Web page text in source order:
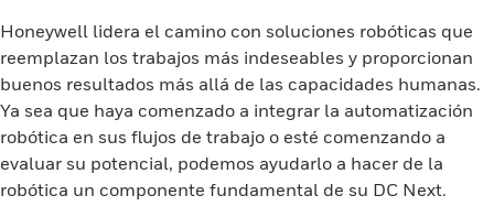
Honeywell lidera el camino con soluciones robóticas que
reemplazan los trabajos más indeseables y proporcionan
buenos resultados más allá de las capacidades humanas.
Ya sea que haya comenzado a integrar la automatización
robótica en sus flujos de trabajo o esté comenzando a
evaluar su potencial, podemos ayudarlo a hacer de la
robótica un componente fundamental de su DC Next.